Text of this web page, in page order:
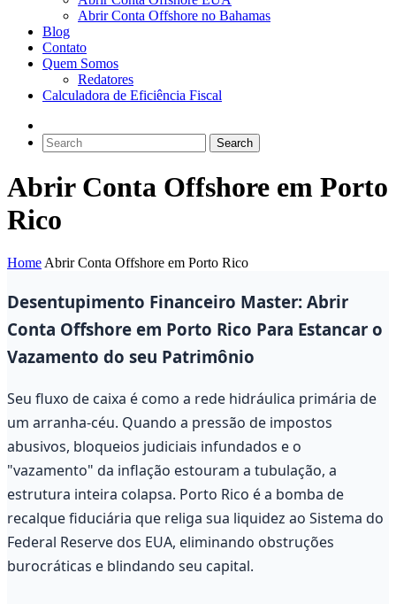
Abrir Conta Offshore no Bahamas
Blog
Contato
Quem Somos
Redatores
Calculadora de Eficiência Fiscal
Abrir Conta Offshore em Porto
Rico
Home Abrir Conta Offshore em Porto Rico
Desentupimento Financeiro Master: Abrir
Conta Offshore em Porto Rico Para Estancar o
Vazamento do seu Patrimônio
Seu fluxo de caixa é como a rede hidráulica primária de
um arranha-céu. Quando a pressão de impostos
abusivos, bloqueios judiciais infundados e o
"vazamento" da inflação estouram a tubulação, a
estrutura inteira colapsa. Porto Rico é a bomba de
recalque fiduciária que religa sua liquidez ao Sistema do
Federal Reserve dos EUA, eliminando obstruções
burocráticas e blindando seu capital.